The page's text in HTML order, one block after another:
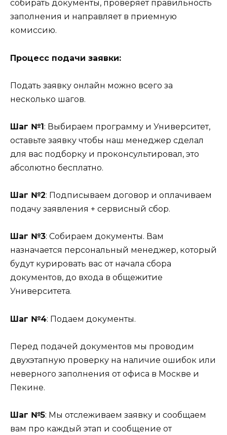
собирать документы, проверяет правильность
заполнения и направляет в приемную
комиссию.
Процесс подачи заявки:
Подать заявку онлайн можно всего за
несколько шагов.
Шаг №1: Выбираем программу и Университет,
оставьте заявку чтобы наш менеджер сделал
для вас подборку и проконсультировал, это
абсолютно бесплатно.
Шаг №2: Подписываем договор и оплачиваем
подачу заявления + сервисный сбор.
Шаг №3: Собираем документы. Вам
назначается персональный менеджер, который
будут курировать вас от начала сбора
документов, до входа в общежитие
Университета.
Шаг №4: Подаем документы.
Перед подачей документов мы проводим
двухэтапную проверку на наличие ошибок или
неверного заполнения от офиса в Москве и
Пекине.
Шаг №5: Мы отслеживаем заявку и сообщаем
вам про каждый этап и сообщение от